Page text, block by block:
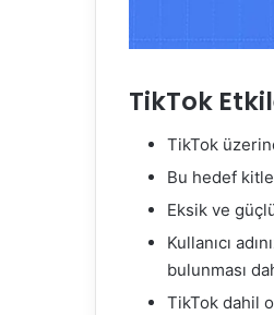
TikTok
TikTok
Bu hedef
Eksik ve
Kullanıcı
bulunması
TikTok dahil